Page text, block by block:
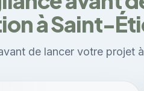
à Saint-
de lancer votre projet